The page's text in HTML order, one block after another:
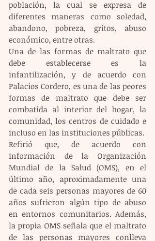
población, la cual se expresa de
diferentes maneras como soledad,
abandono, pobreza, gritos, abuso
económico, entre otras.
Una de las formas de maltrato que
debe establecerse es la
infantilización, y de acuerdo con
Palacios Cordero, es una de las peores
formas de maltrato que debe ser
combatida al interior del hogar, la
comunidad, los centros de cuidado e
incluso en las instituciones públicas.
Refirió que, de acuerdo con
información de la Organización
Mundial de la Salud (OMS), en el
último año, aproximadamente una
de cada seis personas mayores de 60
años sufrieron algún tipo de abuso
en entornos comunitarios. Además,
la propia OMS señala que el maltrato
de las personas mayores conlleva